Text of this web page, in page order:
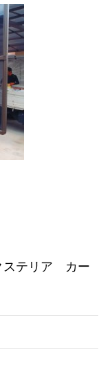
テリア カー